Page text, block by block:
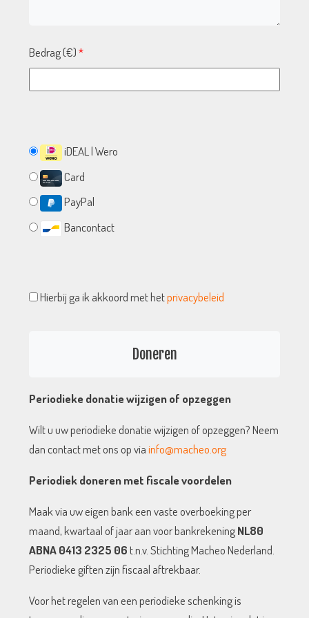
Bedrag (€)*
iDEAL | Wero
Card
PayPal
Bancontact
Hierbij ga ik akkoord met hetprivacybeleid
Periodieke donatie wijzigen of opzeggen
Wilt u uw periodieke donatie wijzigen of opzeggen? Neem
dan contact met ons op viainfo@macheo.org
Periodiek doneren met fiscale voordelen
Maak via uw eigen bank een vaste overboeking per
maand, kwartaal of jaar aan voor bankrekeningNL80
ABNA 0413 2325 06t.n.v. Stichting Macheo Nederland.
Periodieke giften zijn fiscaal aftrekbaar.
Voor het regelen van een periodieke schenking is